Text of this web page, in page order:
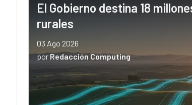
El Gobierno destina 18
rurales
03 Ago 2026
por Redacción Computing